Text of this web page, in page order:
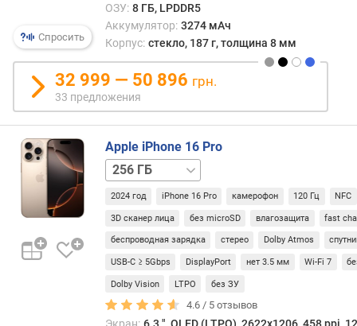
(
г
)
о
п
е
р
а
и
н
н
Спросить
ОЗУ: 8 ГБ, LPDDR5
Аккумулятор: 3274 мАч
Корпус: стекло, 187 г, толщина 8 мм
32 999 — 50 896 грн.
33 предложения
Apple iPhone 16 Pro
128 ГБ512 ГБ 1 ТБ
2024 год iPhone 16 Pro камерофон 120 Гц NFC
3D сканер лица без microSD влагозащита fast
беспроводная зарядка стерео Dolby Atmos
USB-C ≥ 5Gbps DisplayPort нет 3.5 мм Wi-Fi 7
Dolby Vision LTPO без ЗУ
4.6 / 5 отзывов